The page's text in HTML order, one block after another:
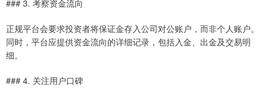
### 3. 考察资金流向
正规平台会要求投资者将保证金存入公司对公账户，而非个人账户。
同时，平台应提供资金流向的详细记录，包括入金、出金及交易明
细。
### 4. 关注用户口碑